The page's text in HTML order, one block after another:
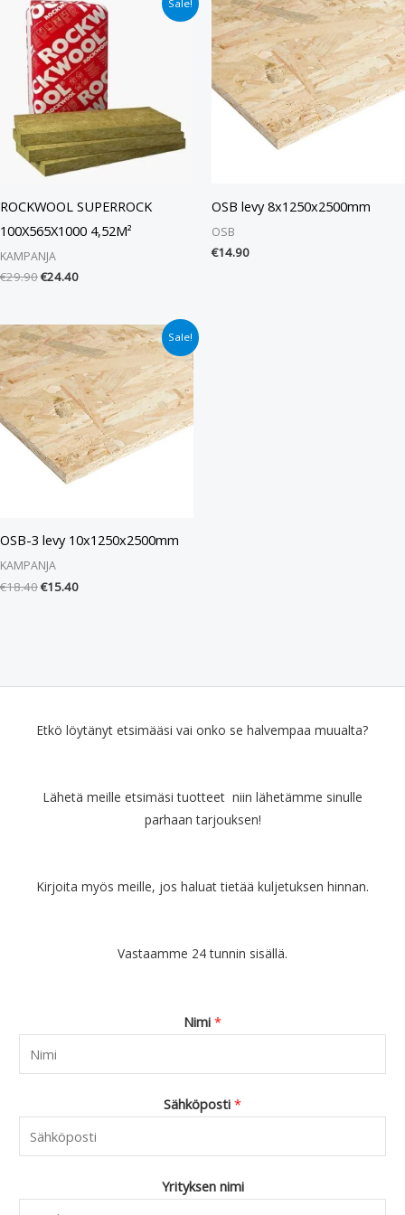
Sale!
ROCKWOOL SUPERROCK
100X565X1000 4,52M²
KAMPANJA
€29.90
hinta
oli:
€29.90.
€24.40
hinta
on:
€24.40.
OSB levy 8x1250x2500mm
OSB
€14.90
Sale!
OSB-3 levy 10x1250x2500mm
KAMPANJA
€18.40
Alkuperäinen
hinta
oli:
€18.40.
€15.40
Nykyinen
hinta
on:
€15.40.
Etkö löytänyt etsimääsi vai onko se halvempaa muualta?
Lähetä meille etsimäsi tuotteet niin lähetämme sinulle
parhaan tarjouksen!
Kirjoita myös meille, jos haluat tietää kuljetuksen hinnan.
Vastaamme 24 tunnin sisällä.
Nimi *
Sähköposti *
Yrityksen nimi